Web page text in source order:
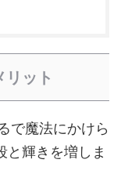
ット
で魔法にかけら
と輝きを増しま